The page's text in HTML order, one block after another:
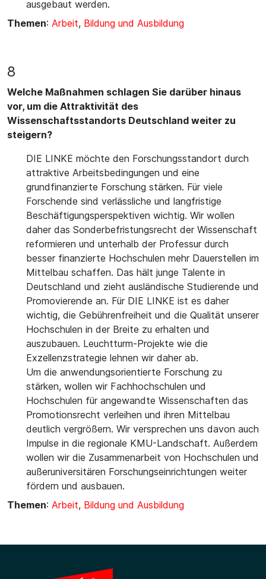
ausgebaut werden.
Themen: Arbeit, Bildung und Ausbildung
8
Welche Maßnahmen schlagen Sie darüber hinaus
vor, um die Attraktivität des
Wissenschaftsstandorts Deutschland weiter zu
steigern?
DIE LINKE möchte den Forschungsstandort durch
attraktive Arbeitsbedingungen und eine
grundfinanzierte Forschung stärken. Für viele
Forschende sind verlässliche und langfristige
Beschäftigungsperspektiven wichtig. Wir wollen
daher das Sonderbefristungsrecht der Wissenschaft
reformieren und unterhalb der Professur durch
besser finanzierte Hochschulen mehr Dauerstellen im
Mittelbau schaffen. Das hält junge Talente in
Deutschland und zieht ausländische Studierende und
Promovierende an. Für DIE LINKE ist es daher
wichtig, die Gebührenfreiheit und die Qualität unserer
Hochschulen in der Breite zu erhalten und
auszubauen. Leuchtturm-Projekte wie die
Exzellenzstrategie lehnen wir daher ab.
Um die anwendungsorientierte Forschung zu
stärken, wollen wir Fachhochschulen und
Hochschulen für angewandte Wissenschaften das
Promotionsrecht verleihen und ihren Mittelbau
deutlich vergrößern. Wir versprechen uns davon auch
Impulse in die regionale KMU-Landschaft. Außerdem
wollen wir die Zusammenarbeit von Hochschulen und
außeruniversitären Forschungseinrichtungen weiter
fördern und ausbauen.
Themen: Arbeit, Bildung und Ausbildung